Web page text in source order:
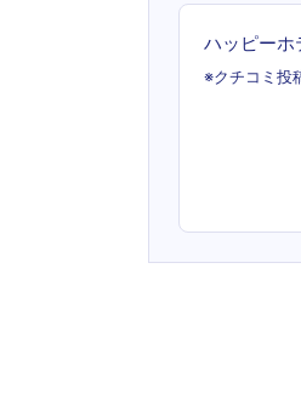
ハッピーホ
※クチコミ投